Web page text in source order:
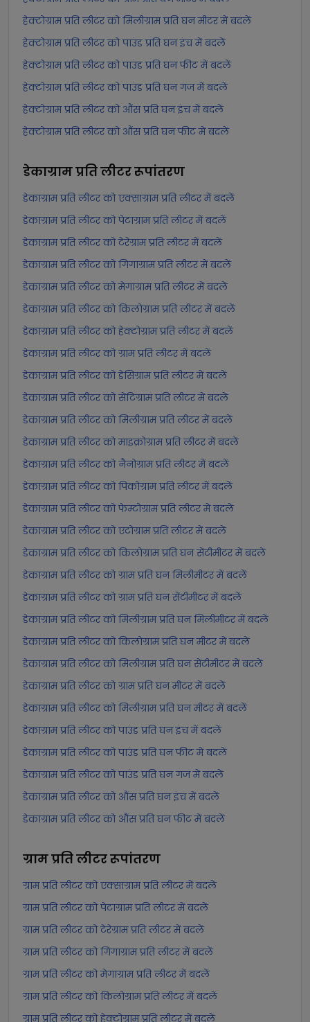
हेक्टोग्राम प्रति लीटर को मिलीग्राम प्रति घन मीटर में बदलें
हेक्टोग्राम प्रति लीटर को पाउंड प्रति घन इंच में बदलें
हेक्टोग्राम प्रति लीटर को पाउंड प्रति घन फीट में बदलें
हेक्टोग्राम प्रति लीटर को पाउंड प्रति घन गज में बदलें
हेक्टोग्राम प्रति लीटर को औंस प्रति घन इंच में बदलें
हेक्टोग्राम प्रति लीटर को औंस प्रति घन फीट में बदलें
डेकाग्राम प्रति लीटररूपांतरण
डेकाग्राम प्रति लीटर को एक्साग्राम प्रति लीटर में बदलें
डेकाग्राम प्रति लीटर को पेटाग्राम प्रति लीटर में बदलें
डेकाग्राम प्रति लीटर को टेरेग्राम प्रति लीटर में बदलें
डेकाग्राम प्रति लीटर को गिगाग्राम प्रति लीटर में बदलें
डेकाग्राम प्रति लीटर को मेगाग्राम प्रति लीटर में बदलें
डेकाग्राम प्रति लीटर को किलोग्राम प्रति लीटर में बदलें
डेकाग्राम प्रति लीटर को हेक्टोग्राम प्रति लीटर में बदलें
डेकाग्राम प्रति लीटर को ग्राम प्रति लीटर में बदलें
डेकाग्राम प्रति लीटर को डेसिग्राम प्रति लीटर में बदलें
डेकाग्राम प्रति लीटर को सेंटिग्राम प्रति लीटर में बदलें
डेकाग्राम प्रति लीटर को मिलीग्राम प्रति लीटर में बदलें
डेकाग्राम प्रति लीटर को माइक्रोग्राम प्रति लीटर में बदलें
डेकाग्राम प्रति लीटर को नैनोग्राम प्रति लीटर में बदलें
डेकाग्राम प्रति लीटर को पिकोग्राम प्रति लीटर में बदलें
डेकाग्राम प्रति लीटर को फेम्टोग्राम प्रति लीटर में बदलें
डेकाग्राम प्रति लीटर को एटोग्राम प्रति लीटर में बदलें
डेकाग्राम प्रति लीटर को किलोग्राम प्रति घन सेंटीमीटर में बदलें
डेकाग्राम प्रति लीटर को ग्राम प्रति घन मिलीमीटर में बदलें
डेकाग्राम प्रति लीटर को ग्राम प्रति घन सेंटीमीटर में बदलें
डेकाग्राम प्रति लीटर को मिलीग्राम प्रति घन मिलीमीटर में बदलें
डेकाग्राम प्रति लीटर को किलोग्राम प्रति घन मीटर में बदलें
डेकाग्राम प्रति लीटर को मिलीग्राम प्रति घन सेंटीमीटर में बदलें
डेकाग्राम प्रति लीटर को ग्राम प्रति घन मीटर में बदलें
डेकाग्राम प्रति लीटर को मिलीग्राम प्रति घन मीटर में बदलें
डेकाग्राम प्रति लीटर को पाउंड प्रति घन इंच में बदलें
डेकाग्राम प्रति लीटर को पाउंड प्रति घन फीट में बदलें
डेकाग्राम प्रति लीटर को पाउंड प्रति घन गज में बदलें
डेकाग्राम प्रति लीटर को औंस प्रति घन इंच में बदलें
डेकाग्राम प्रति लीटर को औंस प्रति घन फीट में बदलें
ग्राम प्रति लीटररूपांतरण
ग्राम प्रति लीटर को एक्साग्राम प्रति लीटर में बदलें
ग्राम प्रति लीटर को पेटाग्राम प्रति लीटर में बदलें
ग्राम प्रति लीटर को टेरेग्राम प्रति लीटर में बदलें
ग्राम प्रति लीटर को गिगाग्राम प्रति लीटर में बदलें
ग्राम प्रति लीटर को मेगाग्राम प्रति लीटर में बदलें
ग्राम प्रति लीटर को किलोग्राम प्रति लीटर में बदलें
ग्राम प्रति लीटर को हेक्टोग्राम प्रति लीटर में बदलें